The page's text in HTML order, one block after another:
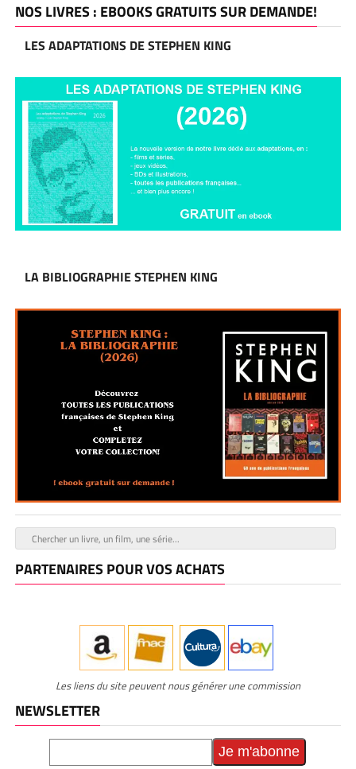
NOS LIVRES : EBOOKS GRATUITS SUR DEMANDE!
LES ADAPTATIONS DE STEPHEN KING
LA BIBLIOGRAPHIE STEPHEN KING
PARTENAIRES POUR VOS ACHATS
Les liens du site peuvent nous générer une commission
NEWSLETTER